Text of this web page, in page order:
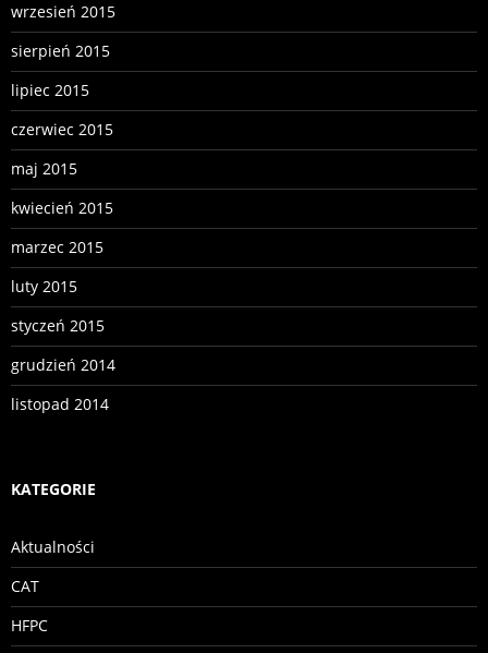
wrzesień 2015
sierpień 2015
lipiec 2015
czerwiec 2015
maj 2015
kwiecień 2015
marzec 2015
luty 2015
styczeń 2015
grudzień 2014
listopad 2014
KATEGORIE
Aktualności
CAT
HFPC